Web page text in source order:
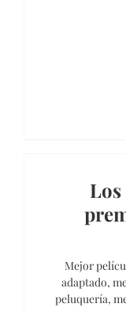
Los
Mejor
adaptado,
peluquería,